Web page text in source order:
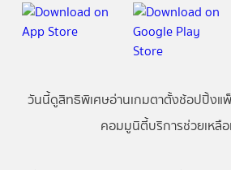
วันนี้ดูสิทธิพิเศษอ่านเกมตาตั้งช้อปปิ้งแ
คอมมูนิตี้บริการช่วยเหลื